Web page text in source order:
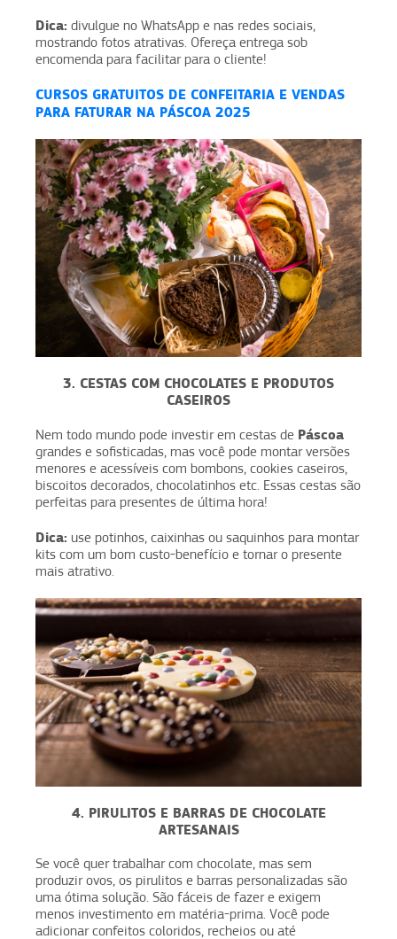
Dica: divulgue no WhatsApp e nas redes sociais,
mostrando fotos atrativas. Ofereça entrega sob
encomenda para facilitar para o cliente!
CURSOS GRATUITOS DE CONFEITARIA E VENDAS
PARA FATURAR NA PÁSCOA 2025
3. CESTAS COM CHOCOLATES E PRODUTOS
CASEIROS
Nem todo mundo pode investir em cestas de Páscoa
grandes e sofisticadas, mas você pode montar versões
menores e acessíveis com bombons, cookies caseiros,
biscoitos decorados, chocolatinhos etc. Essas cestas são
perfeitas para presentes de última hora!
Dica: use potinhos, caixinhas ou saquinhos para montar
kits com um bom custo-benefício e tornar o presente
mais atrativo.
4. PIRULITOS E BARRAS DE CHOCOLATE
ARTESANAIS
Se você quer trabalhar com chocolate, mas sem
produzir ovos, os pirulitos e barras personalizadas são
uma ótima solução. São fáceis de fazer e exigem
menos investimento em matéria-prima. Você pode
adicionar confeitos coloridos, recheios ou até